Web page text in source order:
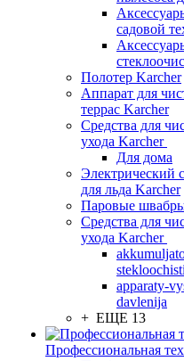
садовой
Полотер Karcher
Аппарат для
террас Karcher
Средства для
ухода Karcher
Для дома
Электрический
для льда Karcher
Паровые
Средства для
ухода Karcher
apparaty-
davlenija
+ ЕЩЕ 13
Профессиональная